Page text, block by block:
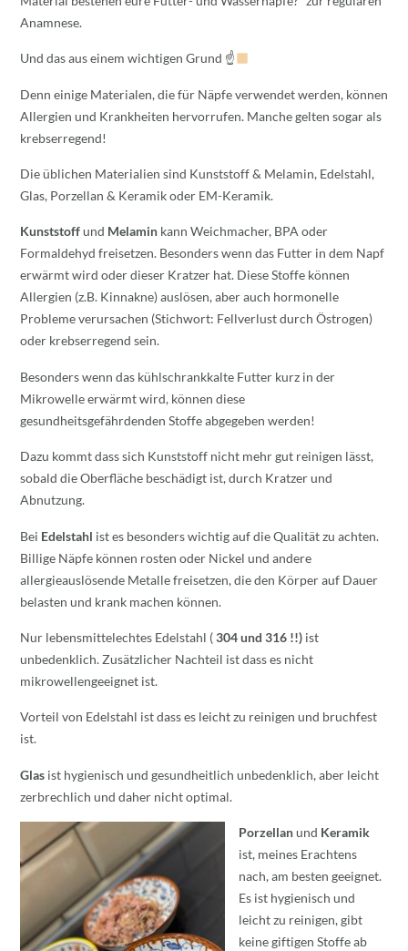
Anamnese.
Und das aus einem wichtigen Grund ☝
Denn einige Materialen, die für Näpfe verwendet werden, können
Allergien und Krankheiten hervorrufen. Manche gelten sogar als
krebserregend!
Die üblichen Materialien sind Kunststoff & Melamin, Edelstahl,
Glas, Porzellan & Keramik oder EM-Keramik.
Kunststoffund Melamin kann Weichmacher, BPA oder
Formaldehyd freisetzen. Besonders wenn das Futter in dem Napf
erwärmt wird oder dieser Kratzer hat. Diese Stoffe können
Allergien (z.B. Kinnakne) auslösen, aber auch hormonelle
Probleme verursachen (Stichwort: Fellverlust durch Östrogen)
oder krebserregend sein.
Besonders wenn das kühlschrankkalte Futter kurz in der
Mikrowelle erwärmt wird, können diese
gesundheitsgefährdenden Stoffe abgegeben werden!
Dazu kommt dass sich Kunststoff nicht mehr gut reinigen lässt,
sobald die Oberfläche beschädigt ist, durch Kratzer und
Abnutzung.
Bei Edelstahl ist es besonders wichtig auf die Qualität zu achten.
Billige Näpfe können rosten oder Nickel und andere
allergieauslösende Metalle freisetzen, die den Körper auf Dauer
belasten und krank machen können.
Nur lebensmittelechtes Edelstahl (304 und 316 !!) ist
unbedenklich. Zusätzlicher Nachteil ist dass es nicht
mikrowellengeeignet ist.
Vorteil von Edelstahl ist dass es leicht zu reinigen und bruchfest
ist.
Glas ist hygienisch und gesundheitlich unbedenklich, aber leicht
zerbrechlich und daher nicht optimal.
Porzellanund Keramik
ist, meines Erachtens
nach, am besten geeignet.
Es ist hygienisch und
leicht zu reinigen, gibt
keine giftigen Stoffe ab